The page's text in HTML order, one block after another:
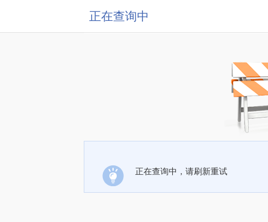
正在查询中
正在查询中，请刷新重试